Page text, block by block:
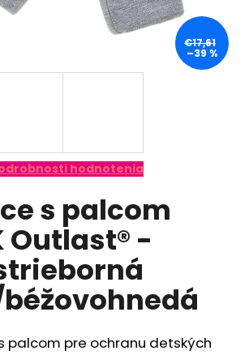
hodnotenia
s palcom
Outlast® -
palcom pre ochranu detských
€17,61
–39 %